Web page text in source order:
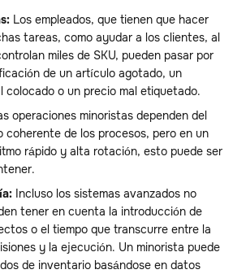
Los empleados, que tienen que hacer
tareas, como ayudar a los clientes, al
miles de SKU, pueden pasar por
de un artículo agotado, un
colocado o un precio mal etiquetado.
operaciones minoristas dependen del
coherente de los procesos, pero en un
rápido y alta rotación, esto puede ser
Incluso los sistemas avanzados no
tener en cuenta la introducción de
o el tiempo que transcurre entre la
y la ejecución. Un minorista puede
de inventario basándose en datos